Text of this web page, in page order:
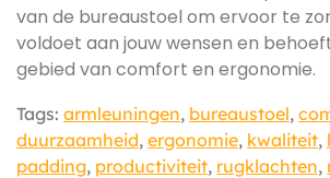
van de bureaustoel om ervoor te
voldoet aan jouw wensen en
gebied van comfort en ergonomie.
Tags: armleuningen, bureaustoel,
duurzaamheid, ergonomie, kwaliteit,
padding, productiviteit, rugklachten,